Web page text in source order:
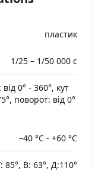
пластик
1/25 – 1/50 000 с
0° - 360°, кут
поворот: від 0°
–40 °C - +60 °C
85°, В: 63°, Д:110°